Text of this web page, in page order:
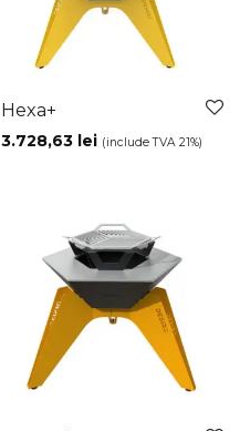
Hexa+
3.728,63 lei (include TVA 21%)